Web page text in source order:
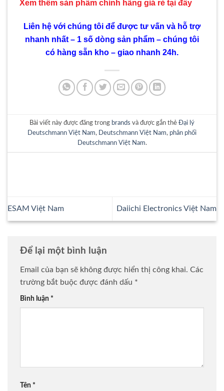
Xem thêm sản phẩm chính hãng giá rẻ tại đây
Liên hệ với chúng tôi để được tư vấn và hỗ trợ
nhanh nhất – 1 số dòng sản phẩm – chúng tôi
có hàng sẵn kho – giao nhanh 24h.
Bài viết này được đăng trong brands và được gắn thẻ Đại lý
Deutschmann Việt Nam, Deutschmann Việt Nam, phân phối
Deutschmann Việt Nam.
ESAM Việt Nam Daiichi Electronics Việt Nam
Để lại một bình luận
Email của bạn sẽ không được hiển thị công khai. Các
trường bắt buộc được đánh dấu *
Bình luận *
Tên *